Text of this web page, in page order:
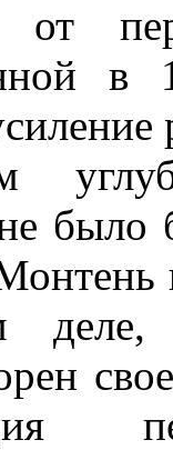
от
в
было